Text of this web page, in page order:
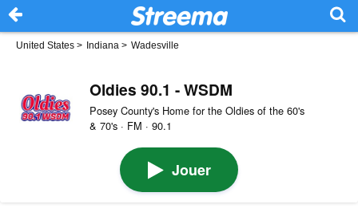
United States > Indiana > Wadesville
Oldies 90.1 - WSDM
Posey County's Home for the Oldies of the 60's
& 70's · FM · 90.1
Jouer